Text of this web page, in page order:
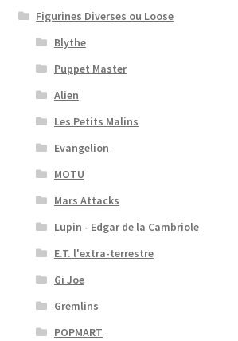
Figurines Diverses ou Loose
Blythe
Puppet Master
Alien
Les Petits Malins
Evangelion
MOTU
Mars Attacks
Lupin - Edgar de la Cambriole
E.T. l'extra-terrestre
Gi Joe
Gremlins
POPMART